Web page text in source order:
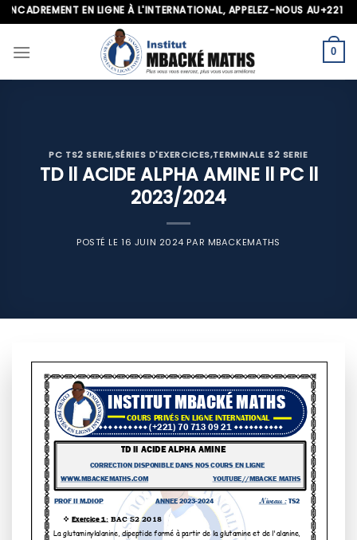
Skip
to
content
EN LIGNE À L'INTERNATIONAL, APPELEZ-NOUS AU+221 70
0
PC TS2 SERIE,SÉRIES D'EXERCICES,TERMINALE S2 SERIE
TD ll ACIDE ALPHA AMINE ll PC ll
2023/2024
POSTÉ LE16 JUIN 2024 PAR MBACKEMATHS